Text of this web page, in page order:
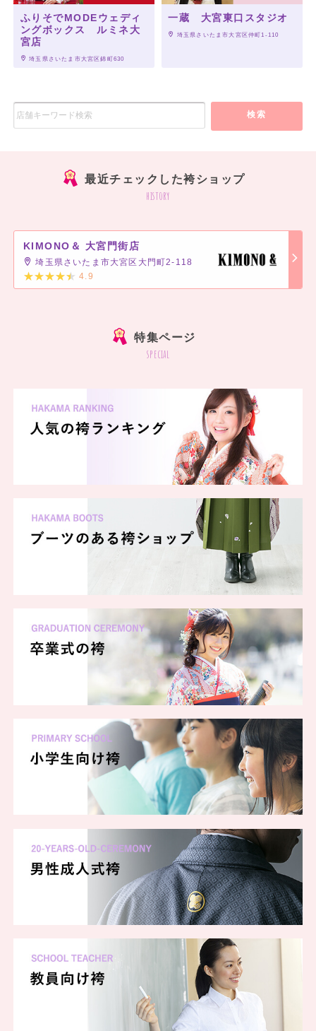
ふりそでMODEウェディ
ングボックス ルミネ大
宮店
埼玉県さいたま市大宮区錦町630
一蔵 大宮東口スタジオ
埼玉県さいたま市大宮区仲町1-110
検索
最近チェックした袴ショップ
history
KIMONO＆ 大宮門街店
埼玉県さいたま市大宮区大門町2-118
4.9
特集ページ
special